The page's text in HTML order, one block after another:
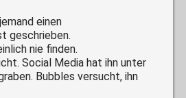
einen
geschrieben.
nie finden.
Social Media hat ihn unter
Bubbles versucht, ihn